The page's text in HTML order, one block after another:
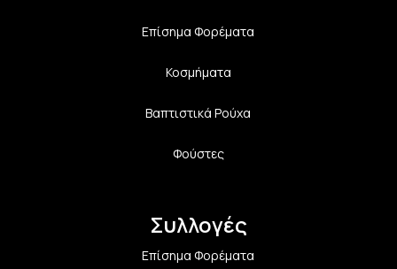
Επίσημα Φορέματα
Κοσμήματα
Βαπτιστικά Ρούχα
Φούστες
Συλλογές
Επίσημα Φορέματα